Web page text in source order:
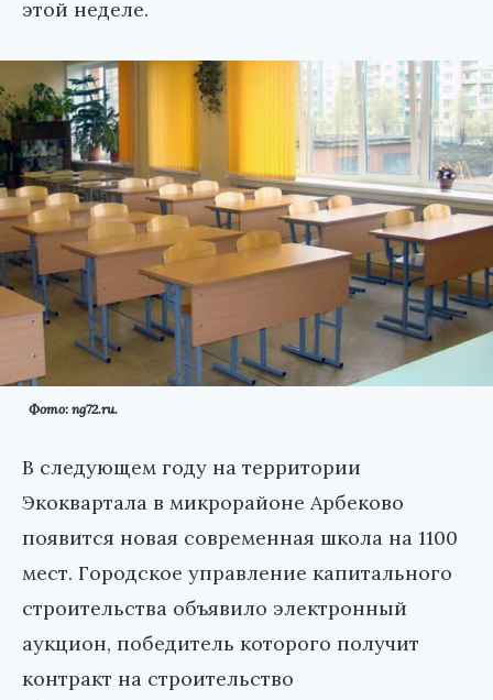
этой неделе.
Фото: ng72.ru.
В следующем году на территории
Экоквартала в микрорайоне Арбеково
появится новая современная школа на 1100
мест. Городское управление капитального
строительства объявило электронный
аукцион, победитель которого получит
контракт на строительство